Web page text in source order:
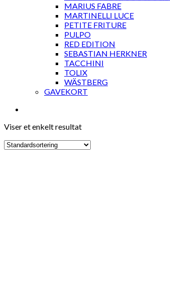
MARIUS FABRE
MARTINELLI LUCE
PETITE FRITURE
PULPO
RED EDITION
SEBASTIAN HERKNER
TACCHINI
TOLIX
WÄSTBERG
GAVEKORT
Viser et enkelt resultat